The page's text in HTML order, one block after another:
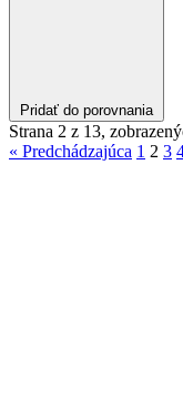
Pridať do porovnania
Strana 2 z 13,
« Predchádzajúca 1 2 3